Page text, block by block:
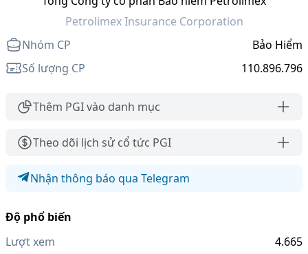
Petrolimex Insurance Corporation
Nhóm CP
Bảo Hiểm
Số lượng CP
110.896.796
Thêm PGI vào danh mục
Theo dõi lịch sử cổ tức PGI
Nhận thông báo qua Telegram
Độ phổ biến
Lượt xem
4.665